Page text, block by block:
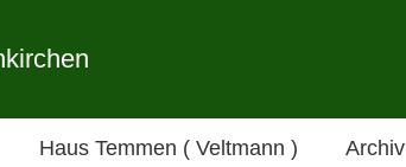
Haus Temmen ( Veltmann ) Archiv